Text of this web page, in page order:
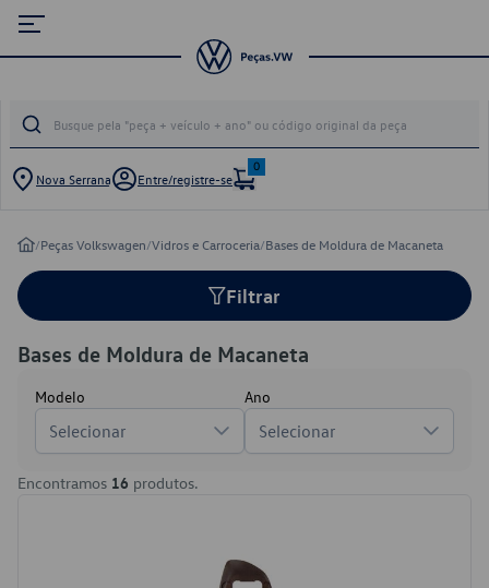
Nova Serrana Entre/registre-se
0
/Peças Volkswagen/Vidros e Carroceria/Bases de Moldura de Macaneta
Filtrar
Bases de Moldura de Macaneta
Modelo
Selecionar
Ano
Selecionar
Encontramos 16 produtos.